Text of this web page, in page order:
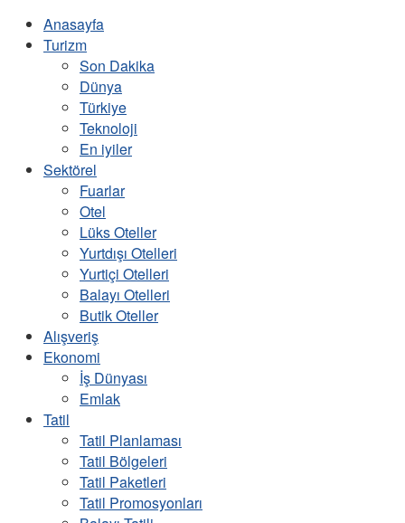
Anasayfa
Turizm
Son Dakika
Dünya
Türkiye
Teknoloji
En iyiler
Sektörel
Fuarlar
Otel
Lüks Oteller
Yurtdışı Otelleri
Yurtiçi Otelleri
Balayı Otelleri
Butik Oteller
Alışveriş
Ekonomi
İş Dünyası
Emlak
Tatil
Tatil Planlaması
Tatil Bölgeleri
Tatil Paketleri
Tatil Promosyonları